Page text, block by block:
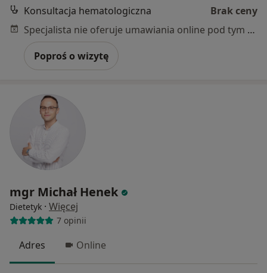
Konsultacja hematologiczna
Brak ceny
Specjalista nie oferuje umawiania online pod tym adresem.
Poproś o wizytę
mgr Michał Henek
Dietetyk · Więcej
7 opinii
Adres Online